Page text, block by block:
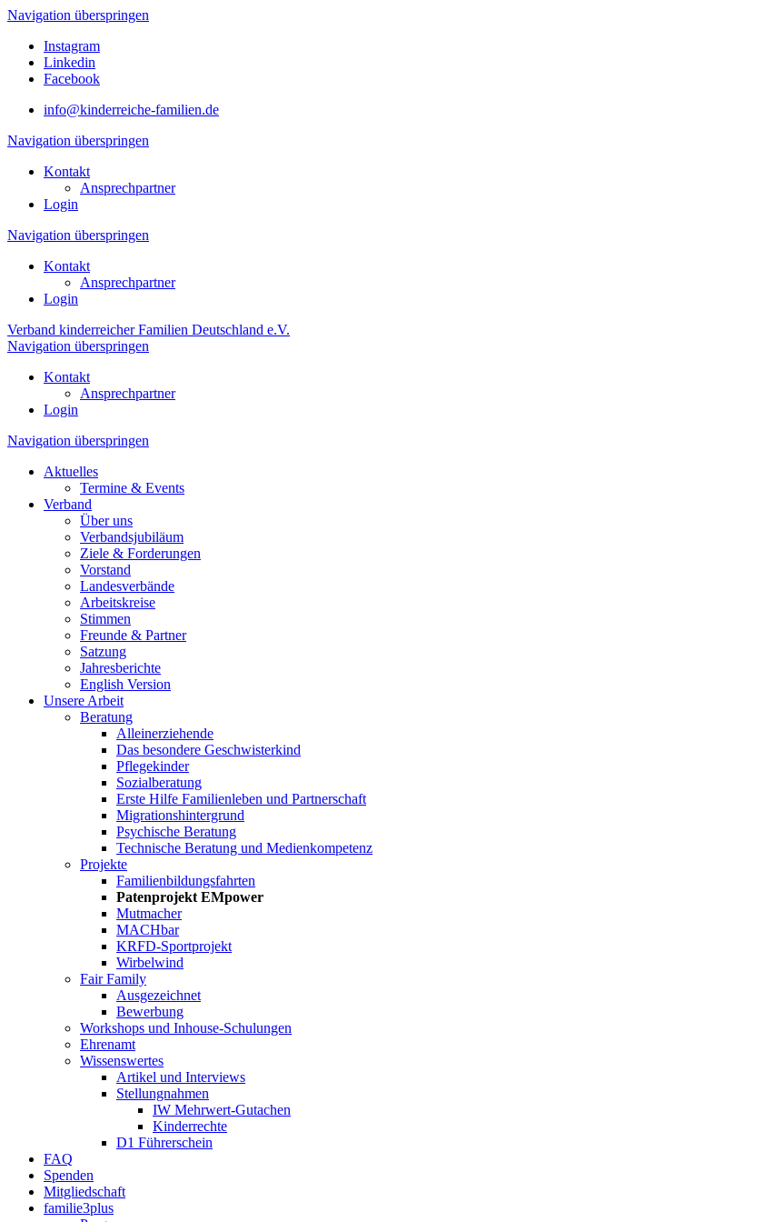
Navigation überspringen
Instagram
Linkedin
Facebook
info@kinderreiche-familien.de
Navigation überspringen
Kontakt
Ansprechpartner
Login
Navigation überspringen
Kontakt
Ansprechpartner
Login
Verband kinderreicher Familien Deutschland e.V.
Navigation überspringen
Kontakt
Ansprechpartner
Login
Navigation überspringen
Aktuelles
Termine & Events
Verband
Über uns
Verbandsjubiläum
Ziele & Forderungen
Vorstand
Landesverbände
Arbeitskreise
Stimmen
Freunde & Partner
Satzung
Jahresberichte
English Version
Unsere Arbeit
Beratung
Alleinerziehende
Das besondere Geschwisterkind
Pflegekinder
Sozialberatung
Erste Hilfe Familienleben und Partnerschaft
Migrationshintergrund
Psychische Beratung
Technische Beratung und Medienkompetenz
Projekte
Familienbildungsfahrten
Patenprojekt EMpower
Mutmacher
MACHbar
KRFD-Sportprojekt
Wirbelwind
Fair Family
Ausgezeichnet
Bewerbung
Workshops und Inhouse-Schulungen
Ehrenamt
Wissenswertes
Artikel und Interviews
Stellungnahmen
IW Mehrwert-Gutachen
Kinderrechte
D1 Führerschein
FAQ
Spenden
Mitgliedschaft
familie3plus